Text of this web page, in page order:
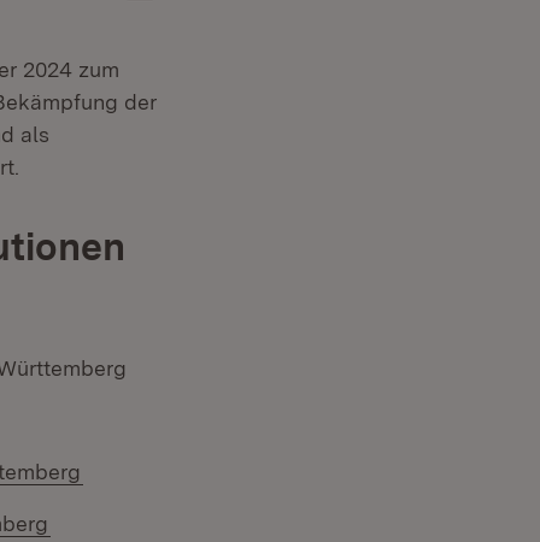
2024 zum
der
als